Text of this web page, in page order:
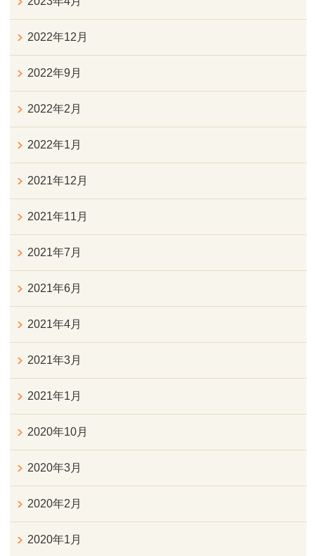
2022年12月
2022年9月
2022年2月
2022年1月
2021年12月
2021年11月
2021年7月
2021年6月
2021年4月
2021年3月
2021年1月
2020年10月
2020年3月
2020年2月
2020年1月